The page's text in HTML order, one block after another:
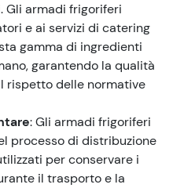
Gli armadi frigoriferi
e ai servizi di catering
gamma di ingredienti
garantendo la qualità
rispetto delle normative
: Gli armadi frigoriferi
processo di distribuzione
per conservare i
il trasporto e la